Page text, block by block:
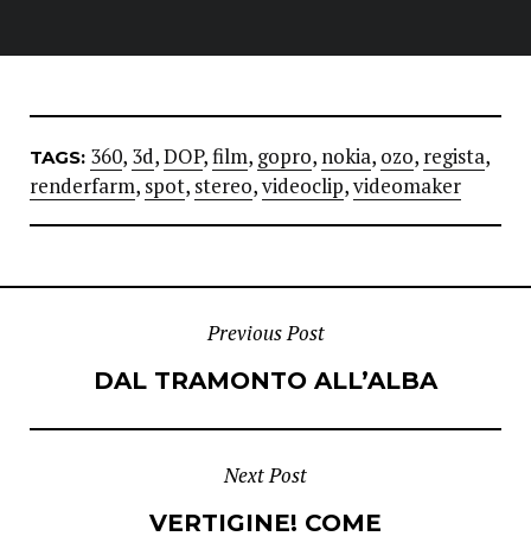
TAGS: 360, 3d,DOP,film, gopro, nokia, ozo, regista,
renderfarm, spot, stereo,videoclip,videomaker
NAVIGATION
Previous Post
DAL TRAMONTO ALL’ALBA
Next Post
VERTIGINE! COME